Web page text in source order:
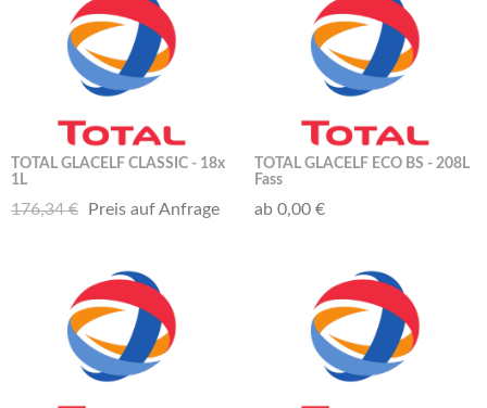
TOTAL GLACELF CLASSIC - 18x
1L
176,34 € Preis auf Anfrage
TOTAL GLACELF ECO BS - 208L
Fass
ab 0,00 €